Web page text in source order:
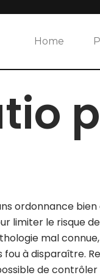
Home
ordonnance
limiter le risque
mal
à disparaître.
de